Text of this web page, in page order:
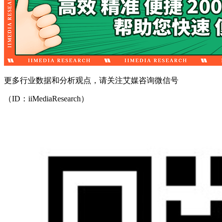
更多行业数据和分析观点，请关注艾媒咨询微信号
（ID：iiMediaResearch）